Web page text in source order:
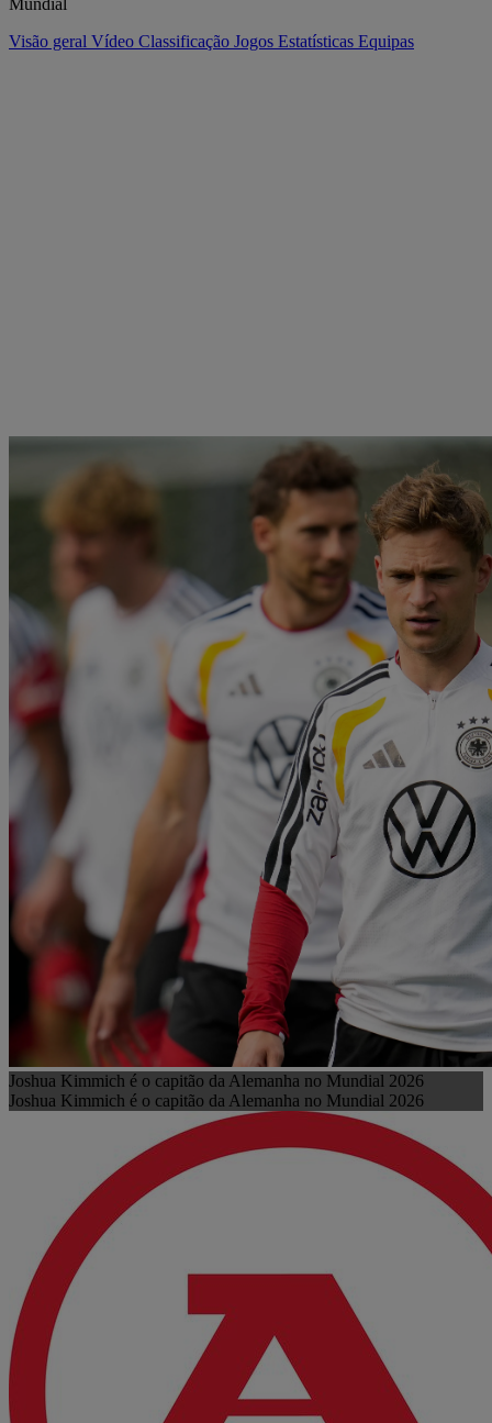
Mundial
Visão geral Vídeo Classificação Jogos Estatísticas Equipas
Joshua Kimmich é o capitão da Alemanha no Mundial 2026
Joshua Kimmich é o capitão da Alemanha no Mundial 2026